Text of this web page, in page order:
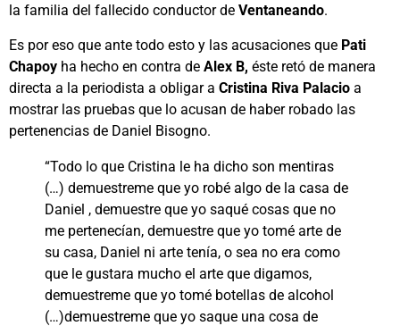
la familia del fallecido conductor de Ventaneando.
Es por eso que ante todo esto y las acusaciones que Pati
Chapoy ha hecho en contra de Alex B, éste retó de manera
directa a la periodista a obligar a Cristina Riva Palacio a
mostrar las pruebas que lo acusan de haber robado las
pertenencias de Daniel Bisogno.
“Todo lo que Cristina le ha dicho son mentiras
(…) demuestreme que yo robé algo de la casa de
Daniel , demuestre que yo saqué cosas que no
me pertenecían, demuestre que yo tomé arte de
su casa, Daniel ni arte tenía, o sea no era como
que le gustara mucho el arte que digamos,
demuestreme que yo tomé botellas de alcohol
(…)demuestreme que yo saque una cosa de